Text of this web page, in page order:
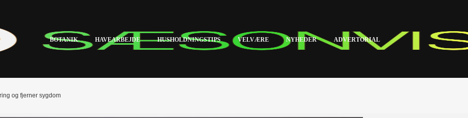
BOTANIK HAVEARBEJDE HUSHOLDNINGSTIPS VELVÆRE NYHEDER ADVERTORIAL
og fjerner sygdom